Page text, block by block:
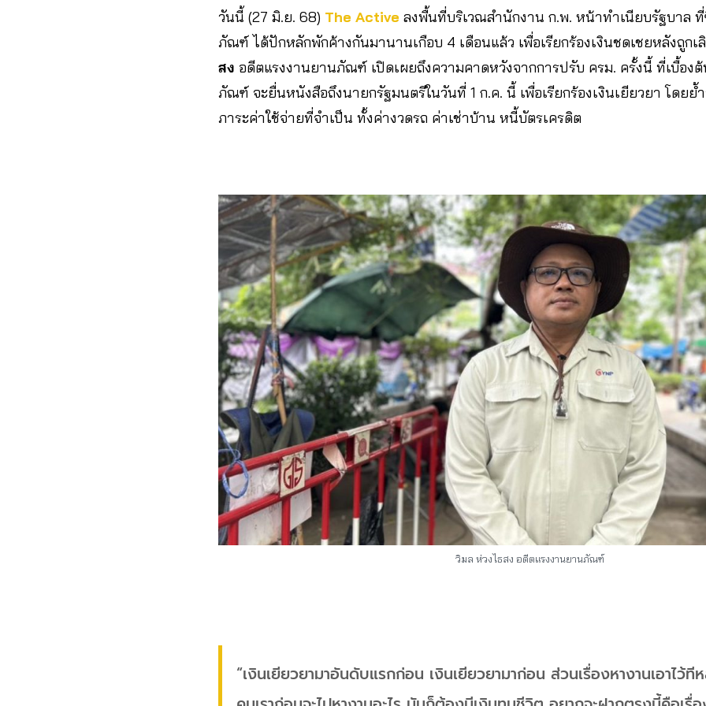
วันนี้ (27 มิ.ย. 68) The Active ลงพื้นที่บริเวณสำนักงาน ก.พ. หน้าทำเนียบรัฐบาล
ภัณฑ์ ได้ปักหลักพักค้างกันมานานเกือบ 4 เดือนแล้ว เพื่อเรียกร้องเงินชดเชยหลังถูกเ
สง อดีตแรงงานยานภัณฑ์ เปิดเผยถึงความคาดหวังจากการปรับ ครม. ครั้งนี้ ที่เบื้อง
ภัณฑ์ จะยื่นหนังสือถึงนายกรัฐมนตรีในวันที่ 1 ก.ค. นี้ เพื่อเรียกร้องเงินเยียวยา โดยย้
ภาระค่าใช้จ่ายที่จำเป็น ทั้งค่างวดรถ ค่าเช่าบ้าน หนี้บัตรเครดิต
วิมล ห่วงไธสง อดีตแรงงานยานภัณฑ์
“เงินเยียวยามาอันดับแรกก่อน เงินเยียวยามาก่อน ส่วนเรื่องหางานเอาไว้